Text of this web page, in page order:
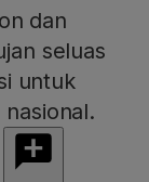
dan
seluas
untuk